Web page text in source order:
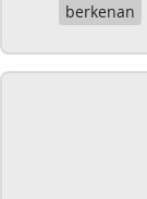
berkenan